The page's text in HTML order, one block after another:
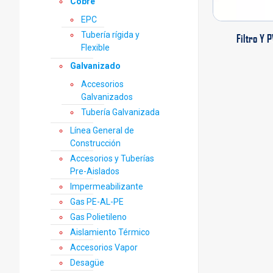
Filtro Y
EPC
Tubería rígida y
Flexible
Galvanizado
Accesorios
Galvanizados
Tubería Galvanizada
Línea General de
Construcción
Accesorios y Tuberías
Pre-Aislados
Impermeabilizante
Gas PE-AL-PE
Gas Polietileno
Aislamiento Térmico
Accesorios Vapor
Desagüe